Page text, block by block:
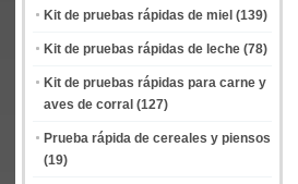
Kit de pruebas rápidas de miel (139)
Kit de pruebas rápidas de leche (78)
Kit de pruebas rápidas para carne y
aves de corral (127)
Prueba rápida de cereales y piensos
(19)